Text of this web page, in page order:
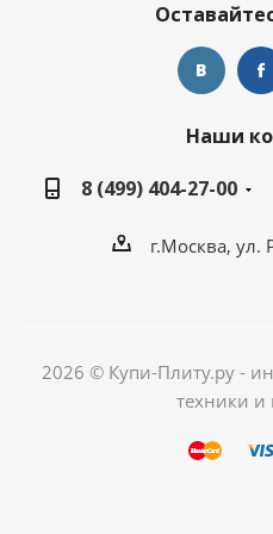
Наши
8 (499) 404-27-00
г.Москва, ул.
2026 © Купи-Плиту.ру -
техники и